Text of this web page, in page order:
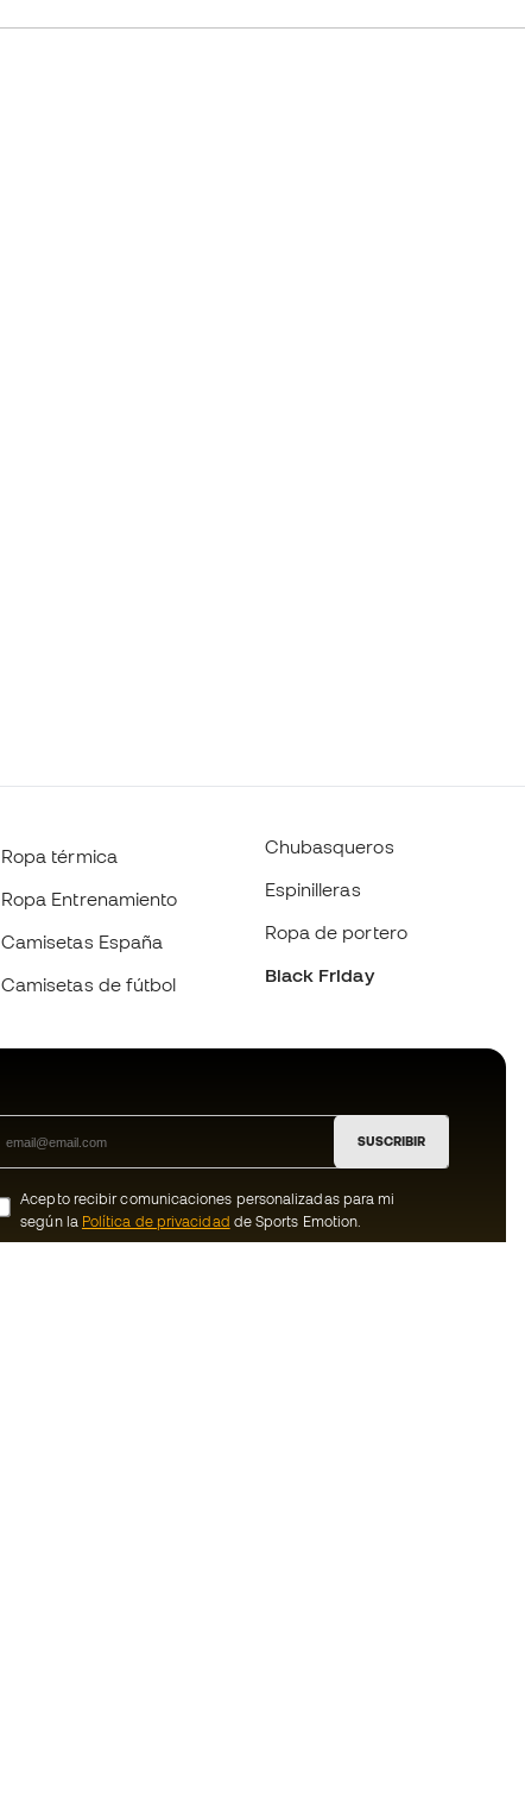
Ropa térmica
Ropa Entrenamiento
Camisetas España
Camisetas de fútbol
Chubasqueros
Espinilleras
Ropa de portero
Black Friday
SUSCRIBIR
Acepto recibir comunicaciones personalizadas para mi
según la Política de privacidad de Sports Emotion.